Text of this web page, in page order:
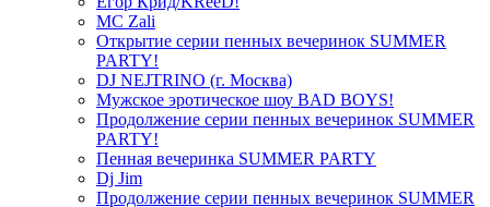
MC Zali
Открытие серии пенных вечеринок SUMMER
PARTY!
DJ NEJTRINO (г. Москва)
Мужское эротическое шоу BAD BOYS!
Продолжение серии пенных вечеринок SUMMER
PARTY!
Пенная вечеринка SUMMER PARTY
Dj Jim
Продолжение серии пенных вечеринок SUMMER